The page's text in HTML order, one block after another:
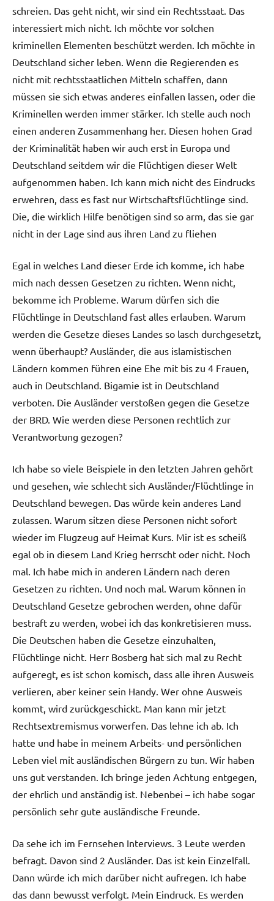
schreien. Das geht nicht, wir sind ein Rechtsstaat. Das
interessiert mich nicht. Ich möchte vor solchen
kriminellen Elementen beschützt werden. Ich möchte in
Deutschland sicher leben. Wenn die Regierenden es
nicht mit rechtsstaatlichen Mitteln schaffen, dann
müssen sie sich etwas anderes einfallen lassen, oder die
Kriminellen werden immer stärker. Ich stelle auch noch
einen anderen Zusammenhang her. Diesen hohen Grad
der Kriminalität haben wir auch erst in Europa und
Deutschland seitdem wir die Flüchtigen dieser Welt
aufgenommen haben. Ich kann mich nicht des Eindrucks
erwehren, dass es fast nur Wirtschaftsflüchtlinge sind.
Die, die wirklich Hilfe benötigen sind so arm, das sie gar
nicht in der Lage sind aus ihren Land zu fliehen
Egal in welches Land dieser Erde ich komme, ich habe
mich nach dessen Gesetzen zu richten. Wenn nicht,
bekomme ich Probleme. Warum dürfen sich die
Flüchtlinge in Deutschland fast alles erlauben. Warum
werden die Gesetze dieses Landes so lasch durchgesetzt,
wenn überhaupt? Ausländer, die aus islamistischen
Ländern kommen führen eine Ehe mit bis zu 4 Frauen,
auch in Deutschland. Bigamie ist in Deutschland
verboten. Die Ausländer verstoßen gegen die Gesetze
der BRD. Wie werden diese Personen rechtlich zur
Verantwortung gezogen?
Ich habe so viele Beispiele in den letzten Jahren gehört
und gesehen, wie schlecht sich Ausländer/Flüchtlinge in
Deutschland bewegen. Das würde kein anderes Land
zulassen. Warum sitzen diese Personen nicht sofort
wieder im Flugzeug auf Heimat Kurs. Mir ist es scheiß
egal ob in diesem Land Krieg herrscht oder nicht. Noch
mal. Ich habe mich in anderen Ländern nach deren
Gesetzen zu richten. Und noch mal. Warum können in
Deutschland Gesetze gebrochen werden, ohne dafür
bestraft zu werden, wobei ich das konkretisieren muss.
Die Deutschen haben die Gesetze einzuhalten,
Flüchtlinge nicht. Herr Bosberg hat sich mal zu Recht
aufgeregt, es ist schon komisch, dass alle ihren Ausweis
verlieren, aber keiner sein Handy. Wer ohne Ausweis
kommt, wird zurückgeschickt. Man kann mir jetzt
Rechtsextremismus vorwerfen. Das lehne ich ab. Ich
hatte und habe in meinem Arbeits- und persönlichen
Leben viel mit ausländischen Bürgern zu tun. Wir haben
uns gut verstanden. Ich bringe jeden Achtung entgegen,
der ehrlich und anständig ist. Nebenbei – ich habe sogar
persönlich sehr gute ausländische Freunde.
Da sehe ich im Fernsehen Interviews. 3 Leute werden
befragt. Davon sind 2 Ausländer. Das ist kein Einzelfall.
Dann würde ich mich darüber nicht aufregen. Ich habe
das dann bewusst verfolgt. Mein Eindruck. Es werden